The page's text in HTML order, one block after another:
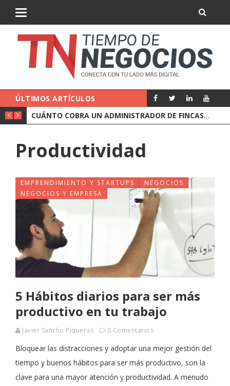
ÚLTIMOS ARTÍCULOS
CUÁNTO COBRA UN ADMINISTRADOR DE FINCAS Y QUÉ INCLUYE EL PRECIO
Productividad
EMPRENDIMIENTO Y STARTUPS
NEGOCIOS
NEGOCIOS Y EMPRESA
5 Hábitos diarios para ser más
productivo en tu trabajo
Javier Sancho Piqueras 0 Comentarios
Bloquear las distracciones y adoptar una mejor gestión del
tiempo y buenos hábitos para ser más productivo, son la
clave para una mayor atención y productividad. A menudo